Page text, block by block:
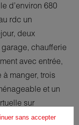
d’environ 680
rdc un
deux
chaufferie
avec entrée,
manger, trois
et un
sur
sans accepter